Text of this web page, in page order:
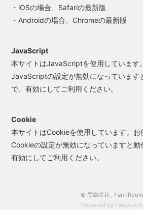
・iOSの場合、Safariの最新版
・Androidの場合、Chromeの最新版
JavaScript
本サイトはJavaScriptを使用しています
JavaScriptの設定が無効になっています
で、有効にしてご利用ください。
Cookie
本サイトはCookieを使用しています。お
Cookieの設定が無効になっていますと動
有効にしてご利用ください。
© 黒島咲花 ,
Powered by